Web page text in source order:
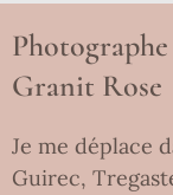
Granit Rose
Je me déplace
Guirec,